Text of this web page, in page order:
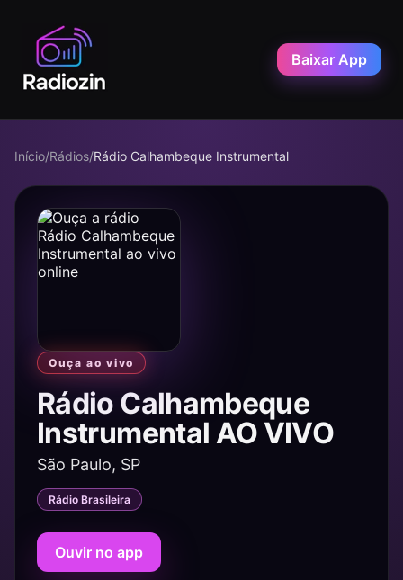
Baixar App
Início/Rádios/Rádio Calhambeque Instrumental
Ouça ao vivo
Rádio Calhambeque
Instrumental AO VIVO
São Paulo, SP
Rádio Brasileira
Ouvir no app